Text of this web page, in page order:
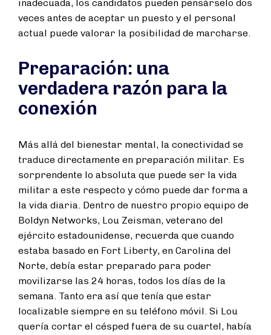
inadecuada, los candidatos pueden pensárselo dos
veces antes de aceptar un puesto y el personal
actual puede valorar la posibilidad de marcharse.
Preparación: una
verdadera razón para la
conexión
Más allá del bienestar mental, la conectividad se
traduce directamente en preparación militar. Es
sorprendente lo absoluta que puede ser la vida
militar a este respecto y cómo puede dar forma a
la vida diaria. Dentro de nuestro propio equipo de
Boldyn Networks, Lou Zeisman, veterano del
ejército estadounidense, recuerda que cuando
estaba basado en Fort Liberty, en Carolina del
Norte, debía estar preparado para poder
movilizarse las 24 horas, todos los días de la
semana. Tanto era así que tenía que estar
localizable siempre en su teléfono móvil. Si Lou
quería cortar el césped fuera de su cuartel, había